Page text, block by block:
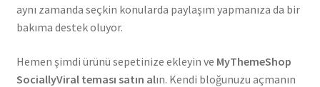
aynı zamanda seçkin konularda paylaşım yapmanıza da bir
bakıma destek oluyor.
Hemen şimdi ürünü sepetinize ekleyin ve MyThemeShop
SociallyViral teması satın alın. Kendi bloğunuzu açmanın